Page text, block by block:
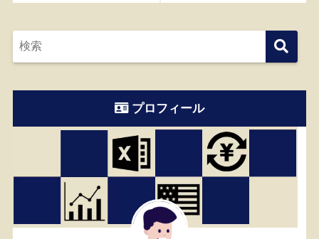
プロフィール